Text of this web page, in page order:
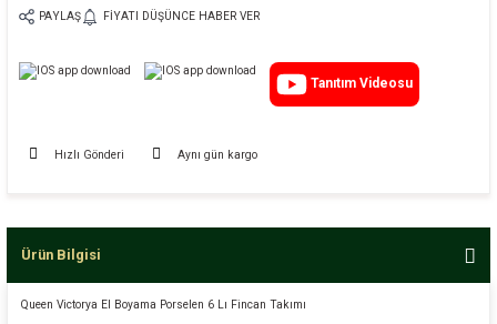
PAYLAŞ FIYATI DÜŞÜNCE HABER VER
Tanıtım Videosu
Hızlı Gönderi Aynı gün kargo
Ürün Bilgisi
Queen Victorya El Boyama Porselen 6 Lı Fincan Takımı